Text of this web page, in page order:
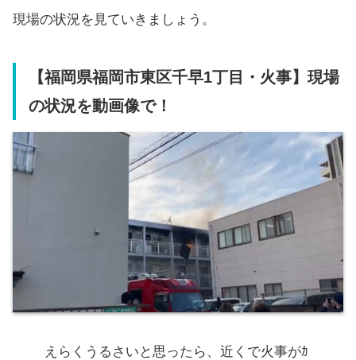
現場の状況を見ていきましょう。
【福岡県福岡市東区千早1丁目・火事】現場
の状況を動画像で！
えらくうるさいと思ったら、近くで火事がｶ